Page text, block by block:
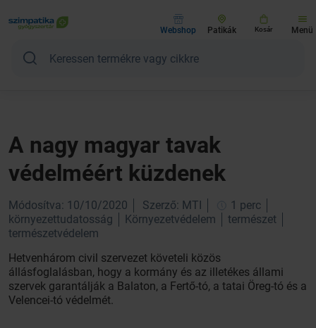
Webshop Patikák Kosár Menü
A nagy magyar tavak
védelméért küzdenek
Módosítva: 10/10/2020 Szerző: MTI
1 perc
környezettudatosság
Környezetvédelem
természet
természetvédelem
Hetvenhárom civil szervezet követeli közös
állásfoglalásban, hogy a kormány és az illetékes állami
szervek garantálják a Balaton, a Fertő-tó, a tatai Öreg-tó és a
Velencei-tó védelmét.